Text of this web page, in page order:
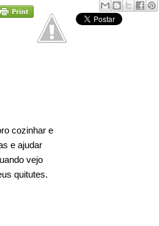
cozinhar e
e ajudar
vejo
quitutes.